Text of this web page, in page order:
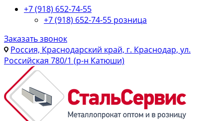
+7 (918) 652-74-55
+7 (918) 652-74-55 розница
Заказать звонок
Россия, Краснодарский край, г. Краснодар, ул.
Российская 780/1 (р-н Катюши)